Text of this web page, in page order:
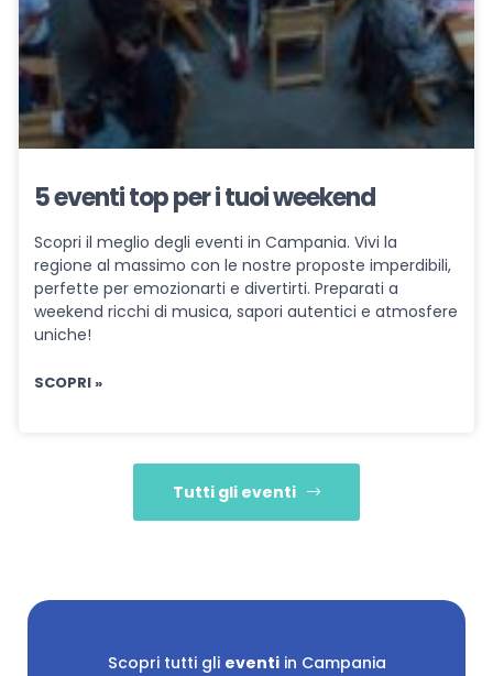
5 eventi top per i tuoi weekend
Scopri il meglio degli eventi in Campania. Vivi la
regione al massimo con le nostre proposte imperdibili,
perfette per emozionarti e divertirti. Preparati a
weekend ricchi di musica, sapori autentici e atmosfere
uniche!
SCOPRI »
Tutti gli eventi
Scopri tutti gli eventiin Campania